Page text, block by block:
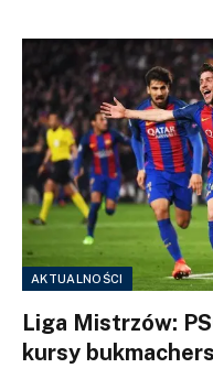
AKTUALNOŚCI
Liga Mistrzów:
kursy